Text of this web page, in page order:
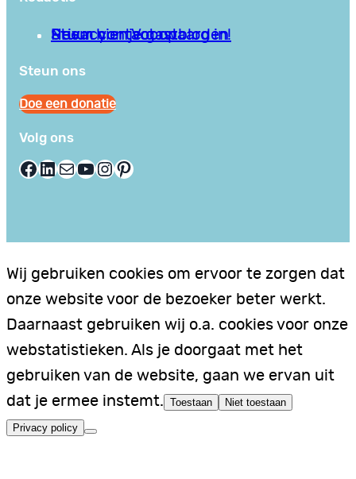
Privacy en Voorwaarden
Stuur hier je gastblog in!
Neem contact op
Steun ons
Doe een donatie
Volg ons
Facebook LinkedIn E-mail YouTube InstagramPinterest
Wij gebruiken cookies om ervoor te zorgen dat
onze website voor de bezoeker beter werkt.
Daarnaast gebruiken wij o.a. cookies voor onze
webstatistieken. Als je doorgaat met het
gebruiken van de website, gaan we ervan uit
dat je ermee instemt. Toestaan Niet toestaan
Privacy policy